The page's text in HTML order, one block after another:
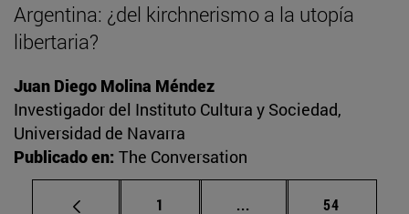
Argentina: ¿del kirchnerismo a la utopía
libertaria?
Juan Diego Molina Méndez
Investigador del Instituto Cultura y Sociedad,
Universidad de Navarra
Publicado en: The Conversation
Página
1 ... Páginas intermedias
Página
54